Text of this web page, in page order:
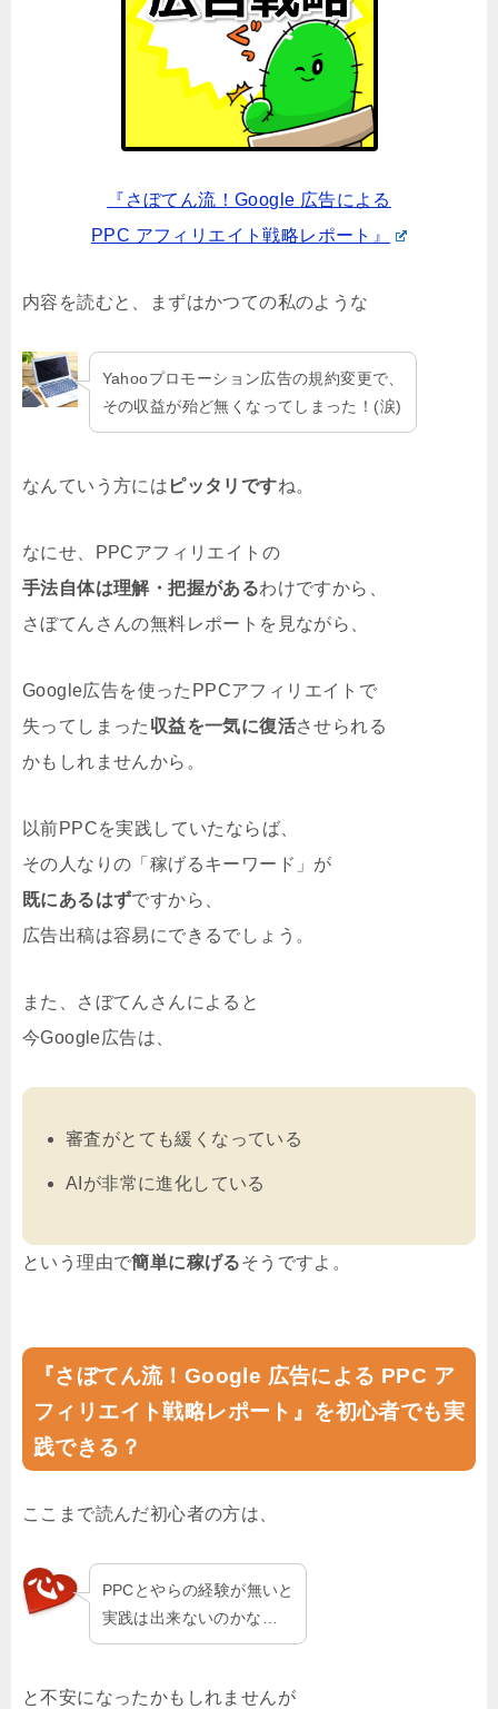
『さぼてん流！Google 広告による
PPC アフィリエイト戦略レポート』
内容を読むと、まずはかつての私のような
Yahooプロモーション広告の規約変更で、
その収益が殆ど無くなってしまった！(涙)
なんていう方には ピッタリですね。
なにせ、PPCアフィリエイトの
手法自体は理解・把握があるわけですから、
さぼてんさんの無料レポートを見ながら、
Google広告を使ったPPCアフィリエイトで
失ってしまった 収益を一気に復活させられる
かもしれませんから。
以前PPCを実践していたならば、
その人なりの「稼げるキーワード」が
既にあるはずですから、
広告出稿は容易にできるでしょう。
また、さぼてんさんによると
今Google広告は、
審査がとても緩くなっている
AIが非常に進化している
という理由で簡単に稼げるそうですよ。
『さぼてん流！Google 広告による PPC ア
フィリエイト戦略レポート』を初心者でも実
践できる？
ここまで読んだ初心者の方は、
PPCとやらの経験が無いと
実践は出来ないのかな…
と不安になったかもしれませんが